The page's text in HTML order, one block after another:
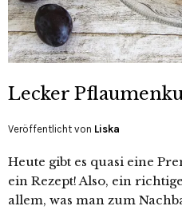
Lecker
Veröffentlicht von Liska
Heute gibt es quasi eine
ein Rezept! Also, ein
allem, was man zum